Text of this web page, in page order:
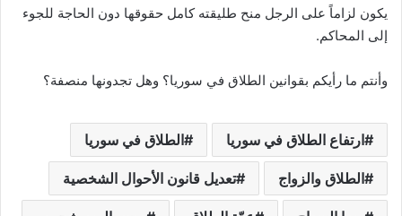
يكون لزاماً على الرجل منح طليقته كامل حقوقها دون الحاجة للجوء
إلى المحاكم.
وأنتم ما رأيكم بقوانين الطلاق في سوريا؟ وهل تجدونها منصفة؟
ارتفاع الطلاق في سوريا الطلاق في سوريا
الطلاق والزواج تعديل قانون الأحوال الشخصية